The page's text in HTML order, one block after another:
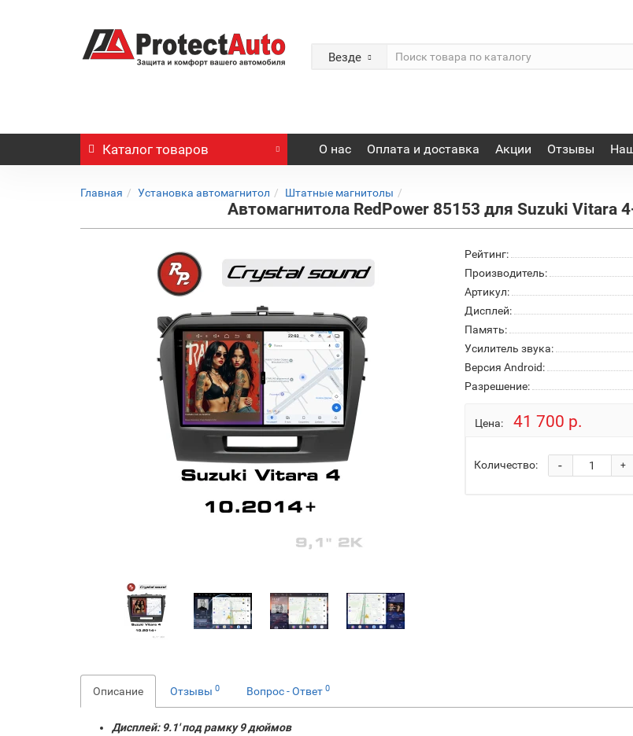
Везде
Каталог товаров О нас Оплата и доставка Акции Отзывы
Главная Установка автомагнитол Штатные магнитолы
Автомагнитола RedPower 85153 для Suzuki Vitara
Рейтинг:
Производитель:
Артикул:
Дисплей:
Память:
Усилитель звука:
Версия Android:
Разрешение:
Цена: 41 700 р.
Количество: +
-
Описание Отзывы 0 Вопрос - Ответ 0
Дисплей: 9.1' под рамку 9 дюймов